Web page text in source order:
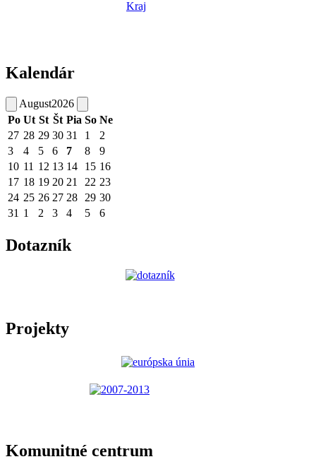
Kalendár
August2026
Po Ut St Št Pia So Ne
27 28 29 30 31 1
2
3
4 5 6 7 8
9
10 11 12 13 14 15 16
17 18 19 20 21 22 23
24 25 26 27 28 29 30
31 1 2 3 4 5 6
Dotazník
Projekty
Komunitné centrum